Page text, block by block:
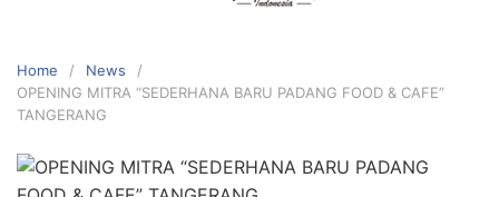
Home
News
OPENING MITRA “SEDERHANA BARU PADANG FOOD & CAFE”
TANGERANG